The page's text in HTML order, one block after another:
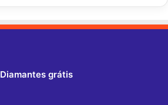
Diamantes grátis